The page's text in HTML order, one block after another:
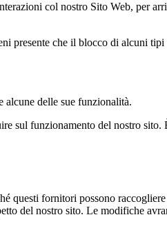
col nostro Sito Web, per
presente che il blocco di alcuni
alcune delle sue funzionalità.
sul funzionamento del nostro
questi fornitori possono
del nostro sito. Le modifiche